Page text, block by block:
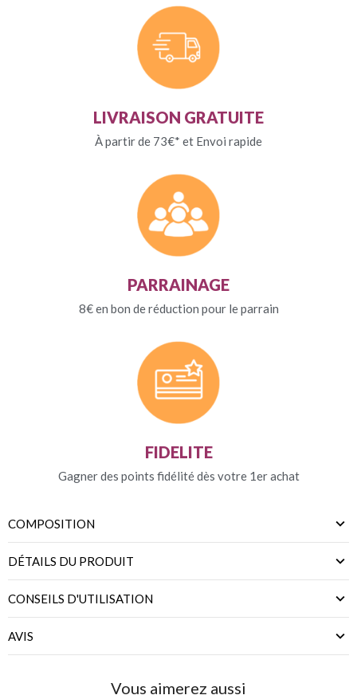
LIVRAISON GRATUITE
À partir de 73€* et Envoi rapide
PARRAINAGE
8€ en bon de réduction pour le parrain
FIDELITE
Gagner des points fidélité dès votre 1er achat
COMPOSITION
DÉTAILS DU PRODUIT
CONSEILS D'UTILISATION
AVIS
Vous aimerez aussi